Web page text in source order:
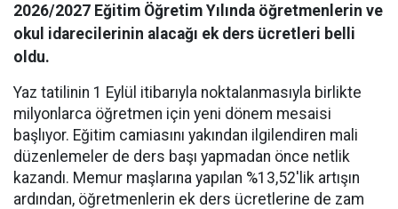
2026/2027 Eğitim Öğretim Yılında öğretmenlerin ve
okul idarecilerinin alacağı ek ders ücretleri belli
oldu.
Yaz tatilinin 1 Eylül itibarıyla noktalanmasıyla birlikte
milyonlarca öğretmen için yeni dönem mesaisi
başlıyor. Eğitim camiasını yakından ilgilendiren mali
düzenlemeler de ders başı yapmadan önce netlik
kazandı. Memur maşlarına yapılan %13,52'lik artışın
ardından, öğretmenlerin ek ders ücretlerine de zam